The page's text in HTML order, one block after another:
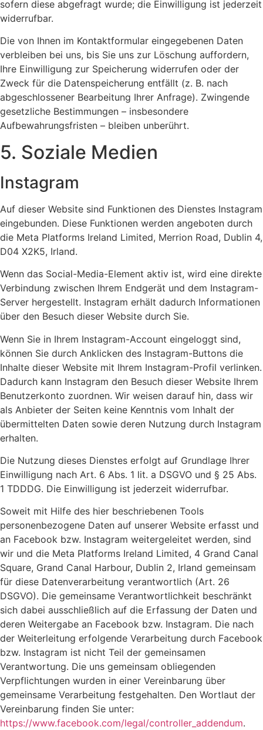
sofern diese abgefragt wurde; die Einwilligung ist jederzeit
widerrufbar.
Die von Ihnen im Kontaktformular eingegebenen Daten
verbleiben bei uns, bis Sie uns zur Löschung auffordern,
Ihre Einwilligung zur Speicherung widerrufen oder der
Zweck für die Datenspeicherung entfällt (z. B. nach
abgeschlossener Bearbeitung Ihrer Anfrage). Zwingende
gesetzliche Bestimmungen – insbesondere
Aufbewahrungsfristen – bleiben unberührt.
5. Soziale Medien
Instagram
Auf dieser Website sind Funktionen des Dienstes Instagram
eingebunden. Diese Funktionen werden angeboten durch
die Meta Platforms Ireland Limited, Merrion Road, Dublin 4,
D04 X2K5, Irland.
Wenn das Social-Media-Element aktiv ist, wird eine direkte
Verbindung zwischen Ihrem Endgerät und dem Instagram-
Server hergestellt. Instagram erhält dadurch Informationen
über den Besuch dieser Website durch Sie.
Wenn Sie in Ihrem Instagram-Account eingeloggt sind,
können Sie durch Anklicken des Instagram-Buttons die
Inhalte dieser Website mit Ihrem Instagram-Profil verlinken.
Dadurch kann Instagram den Besuch dieser Website Ihrem
Benutzerkonto zuordnen. Wir weisen darauf hin, dass wir
als Anbieter der Seiten keine Kenntnis vom Inhalt der
übermittelten Daten sowie deren Nutzung durch Instagram
erhalten.
Die Nutzung dieses Dienstes erfolgt auf Grundlage Ihrer
Einwilligung nach Art. 6 Abs. 1 lit. a DSGVO und § 25 Abs.
1 TDDDG. Die Einwilligung ist jederzeit widerrufbar.
Soweit mit Hilfe des hier beschriebenen Tools
personenbezogene Daten auf unserer Website erfasst und
an Facebook bzw. Instagram weitergeleitet werden, sind
wir und die Meta Platforms Ireland Limited, 4 Grand Canal
Square, Grand Canal Harbour, Dublin 2, Irland gemeinsam
für diese Datenverarbeitung verantwortlich (Art. 26
DSGVO). Die gemeinsame Verantwortlichkeit beschränkt
sich dabei ausschließlich auf die Erfassung der Daten und
deren Weitergabe an Facebook bzw. Instagram. Die nach
der Weiterleitung erfolgende Verarbeitung durch Facebook
bzw. Instagram ist nicht Teil der gemeinsamen
Verantwortung. Die uns gemeinsam obliegenden
Verpflichtungen wurden in einer Vereinbarung über
gemeinsame Verarbeitung festgehalten. Den Wortlaut der
Vereinbarung finden Sie unter:
https://www.facebook.com/legal/controller_addendum.